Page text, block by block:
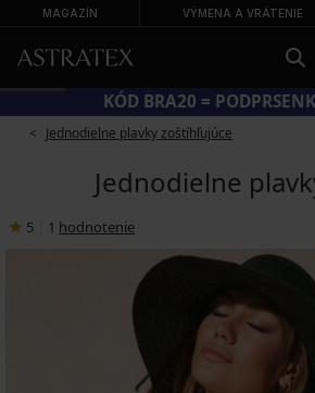
MAGAZÍN VÝMENA A VRÁTENIE
KÓD BRA20 =
Jednodielne plavky zoštíhľujúce
Jednodielne
5 1 hodnotenie